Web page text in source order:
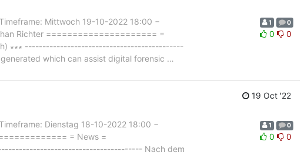
Mittwoch 19-10-2022 18:00 −
Richter ===================== =
∗∗∗ ---------------------------------------------
which can assist digital forensic …
1 0
0 0
19 Oct '22
Dienstag 18-10-2022 18:00 −
= News =
Nach dem
1 0
0 0